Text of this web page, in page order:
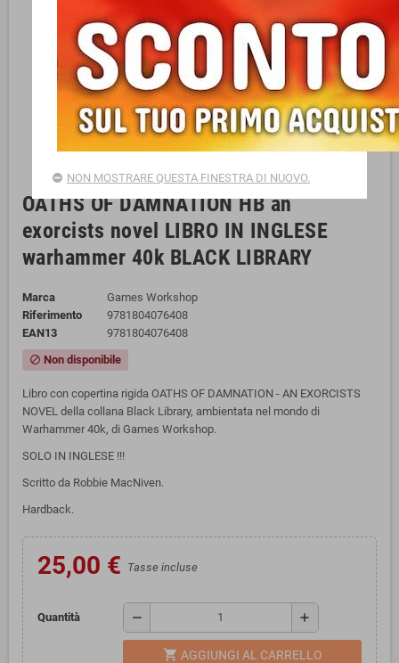
OATHS OF DAMNATION HB an
exorcists novel LIBRO IN INGLESE
warhammer 40k BLACK LIBRARY
Marca
Games Workshop
Riferimento
9781804076408
EAN13
9781804076408
block Non disponibile
Libro con copertina rigida OATHS OF DAMNATION - AN EXORCISTS
NOVEL della collana Black Library, ambientata nel mondo di
Warhammer 40k, di Games Workshop.
SOLO IN INGLESE !!!
Scritto da Robbie MacNiven.
Hardback.
25,00 € Tasse incluse
Quantità remove add
shopping_cart AGGIUNGI AL CARRELLO
NON MOSTRARE QUESTA FINESTRA DI NUOVO.